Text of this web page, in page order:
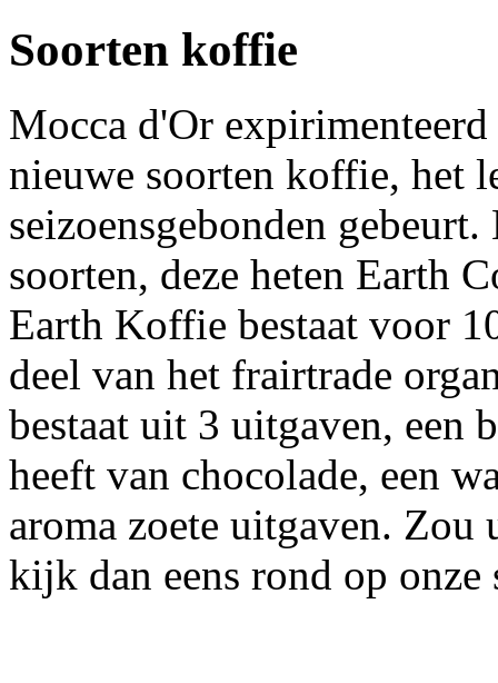
Soorten koffie
Mocca d'Or
nieuwe soorten koffie, het
seizoensgebonden
soorten, deze heten Earth
Earth Koffie bestaat voor
deel van het frairtrade
bestaat uit 3 uitgaven, een
heeft van chocolade, een
aroma zoete uitgaven.
kijk dan eens rond op